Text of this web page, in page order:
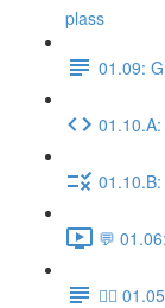
plass
01.09:
💬
✍🏼